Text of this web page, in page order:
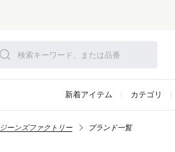
新着アイテム カテゴリ
ジーンズファクトリー ブランド一覧